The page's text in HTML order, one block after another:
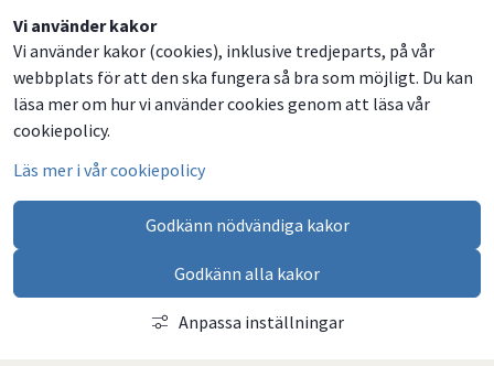
Vi använder kakor
Vi använder kakor (cookies), inklusive tredjeparts, på vår
webbplats för att den ska fungera så bra som möjligt. Du kan
läsa mer om hur vi använder cookies genom att läsa vår
cookiepolicy.
Läs mer i vår cookiepolicy
Godkänn nödvändiga kakor
Godkänn alla kakor
Anpassa inställningar
Dela
på
Facebook
Dela
på
Twitter
Dela
på
LinkedIn
Dela
via
email